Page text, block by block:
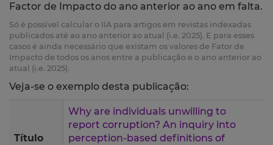
Factor de Impacto do ano anterior ao ano em falta.
Só é possível calcular o IIA para artigos em revistas indexadas
publicados até ao ano anterior ao atual (i.e. 2025). E para esses
casos é ainda necessário que existam os valores de Fator de
Impacto de todos os anos entre a publicação e o ano anterior ao
atual (i.e. 2025).
Veja-se o exemplo desta publicação:
Título
Why are individuals unwilling to
report corruption? An inquiry into
perception-based definitions of